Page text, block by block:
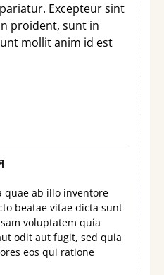
Excepteur sint
proident, sunt in
mollit anim id est
quae ab illo inventore
beatae vitae dicta sunt
voluptatem quia
odit aut fugit, sed quia
eos qui ratione